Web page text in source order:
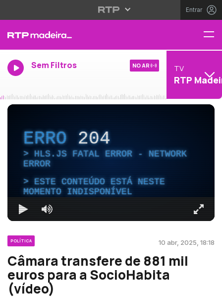
Entrar
Sem Filtros NO AR TV
RTP
ERRO204
HLS.JS FATAL ERROR - NETWORK
ERROR
ESTE CONTEÚDO ESTÁ NESTE
MOMENTO INDISPONÍVEL
POLÍTICA 10 abr, 2025, 18:18
Câmara transfere de 881 mil
euros para a SocioHabita
(vídeo)